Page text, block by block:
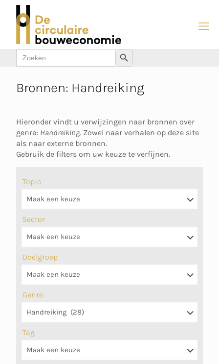
Zoek
naar:
Zoekknop
Bronnen: Handreiking
Hieronder vindt u verwijzingen naar bronnen over
genre: Handreiking. Zowel naar verhalen op deze site
als naar externe bronnen.
Gebruik de filters om uw keuze te verfijnen.
Topic
Sector
Doelgroep
Genre
Tag